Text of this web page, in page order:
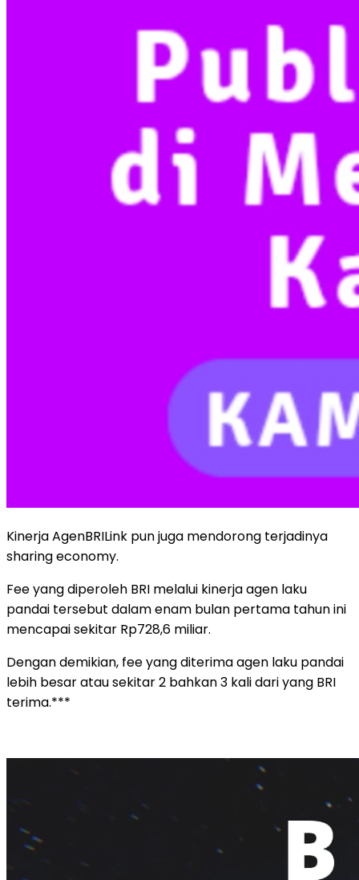
Kinerja AgenBRILink pun juga mendorong terjadinya
sharing economy.
Fee yang diperoleh BRI melalui kinerja agen laku
pandai tersebut dalam enam bulan pertama tahun ini
mencapai sekitar Rp728,6 miliar.
Dengan demikian, fee yang diterima agen laku pandai
lebih besar atau sekitar 2 bahkan 3 kali dari yang BRI
terima.***